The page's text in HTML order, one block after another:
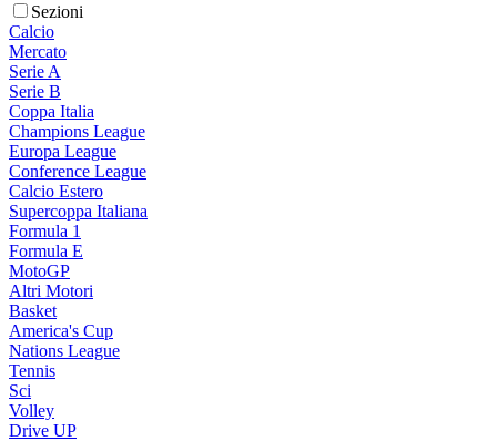
Sezioni
Calcio
Mercato
Serie A
Serie B
Coppa Italia
Champions League
Europa League
Conference League
Calcio Estero
Supercoppa Italiana
Formula 1
Formula E
MotoGP
Altri Motori
Basket
America's Cup
Nations League
Tennis
Sci
Volley
Drive UP